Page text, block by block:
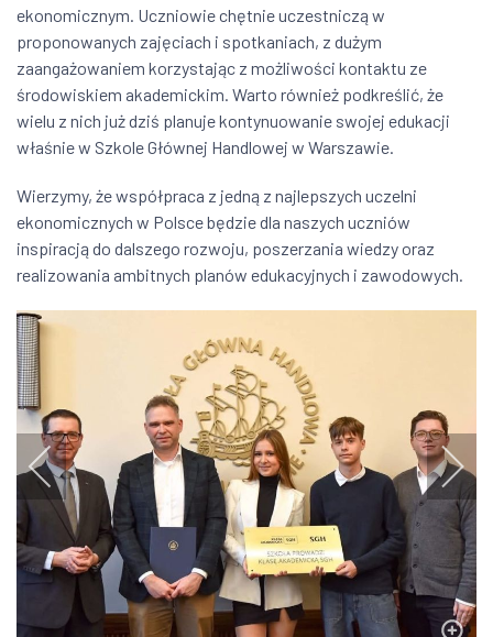
ekonomicznym. Uczniowie chętnie uczestniczą w
proponowanych zajęciach i spotkaniach, z dużym
zaangażowaniem korzystając z możliwości kontaktu ze
środowiskiem akademickim. Warto również podkreślić, że
wielu z nich już dziś planuje kontynuowanie swojej edukacji
właśnie w Szkole Głównej Handlowej w Warszawie.
Wierzymy, że współpraca z jedną z najlepszych uczelni
ekonomicznych w Polsce będzie dla naszych uczniów
inspiracją do dalszego rozwoju, poszerzania wiedzy oraz
realizowania ambitnych planów edukacyjnych i zawodowych.